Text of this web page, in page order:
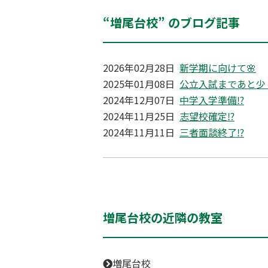
“増尾台校” のブログ記事
2026年02月28日 新学期に向けて🌸
2025年01月08日 公立入試まであと
2024年12月07日 中学入学準備⁉
2024年11月25日 志望校確定⁉
2024年11月11日 三者面談終了⁉
増尾台校の近隣の教室
増尾台校